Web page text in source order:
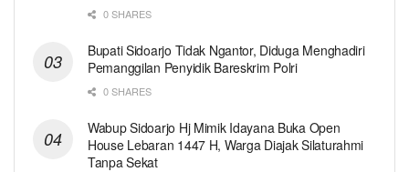
0 SHARES
Bupati Sidoarjo Tidak Ngantor, Diduga Menghadiri
Pemanggilan Penyidik Bareskrim Polri
0 SHARES
Wabup Sidoarjo Hj Mimik Idayana Buka Open
House Lebaran 1447 H, Warga Diajak Silaturahmi
Tanpa Sekat